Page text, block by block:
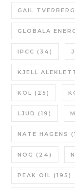
GAIL TVERBERG
GLOBALA
IPCC (34)
KJELL
KOL (25)
LJUD (19)
NATE HAGENS
NOG (24)
PEAK OIL (195)